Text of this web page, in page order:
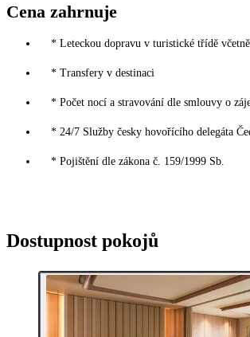
Cena zahrnuje
* Leteckou dopravu v turistické třídě
* Transfery v destinaci
* Počet nocí a stravování dle smlouvy o
* 24/7 Služby česky hovořícího delegáta
* Pojištění dle zákona č. 159/1999 Sb.
Dostupnost pokojů